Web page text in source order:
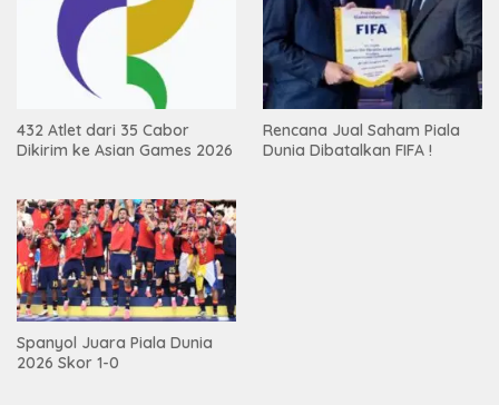
432 Atlet dari 35 Cabor
Dikirim ke Asian Games 2026
Rencana Jual Saham Piala
Dunia Dibatalkan FIFA !
Spanyol Juara Piala Dunia
2026 Skor 1-0